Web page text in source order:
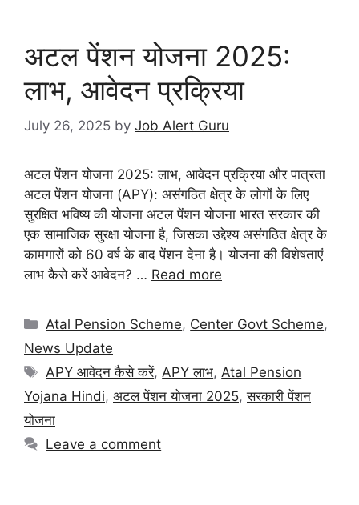
अटल पेंशन योजना 2025:
लाभ, आवेदन प्रक्रिया
July 26, 2025 by Job Alert Guru
अटल पेंशन योजना 2025: लाभ, आवेदन प्रक्रिया और पात्रता
अटल पेंशन योजना (APY): असंगठित क्षेत्र के लोगों के लिए
सुरक्षित भविष्य की योजना अटल पेंशन योजना भारत सरकार की
एक सामाजिक सुरक्षा योजना है, जिसका उद्देश्य असंगठित क्षेत्र के
कामगारों को 60 वर्ष के बाद पेंशन देना है। योजना की विशेषताएं
लाभ कैसे करें आवेदन? … Read more
Atal Pension Scheme, Center Govt Scheme,
News Update
APY आवेदन कैसे करें, APY लाभ, Atal Pension
Yojana Hindi, अटल पेंशन योजना 2025,सरकारी पेंशन
योजना
Leave a comment